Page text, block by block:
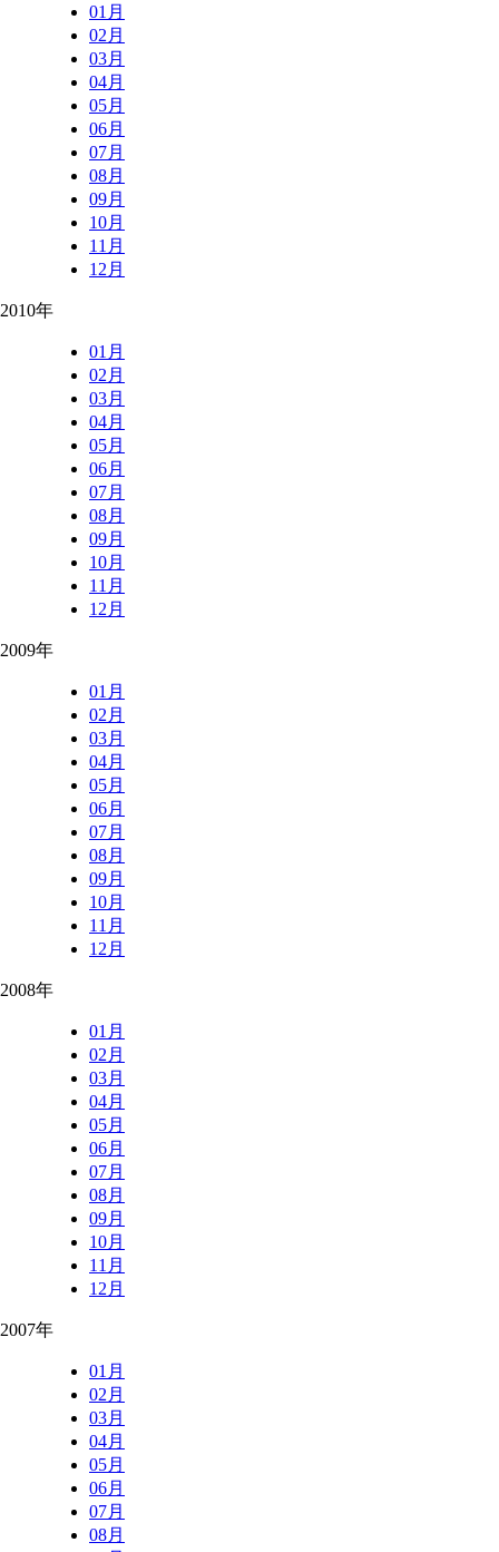
01月
02月
03月
04月
05月
06月
07月
08月
09月
10月
11月
12月
2010年
01月
02月
03月
04月
05月
06月
07月
08月
09月
10月
11月
12月
2009年
01月
02月
03月
04月
05月
06月
07月
08月
09月
10月
11月
12月
2008年
01月
02月
03月
04月
05月
06月
07月
08月
09月
10月
11月
12月
2007年
01月
02月
03月
04月
05月
06月
07月
08月